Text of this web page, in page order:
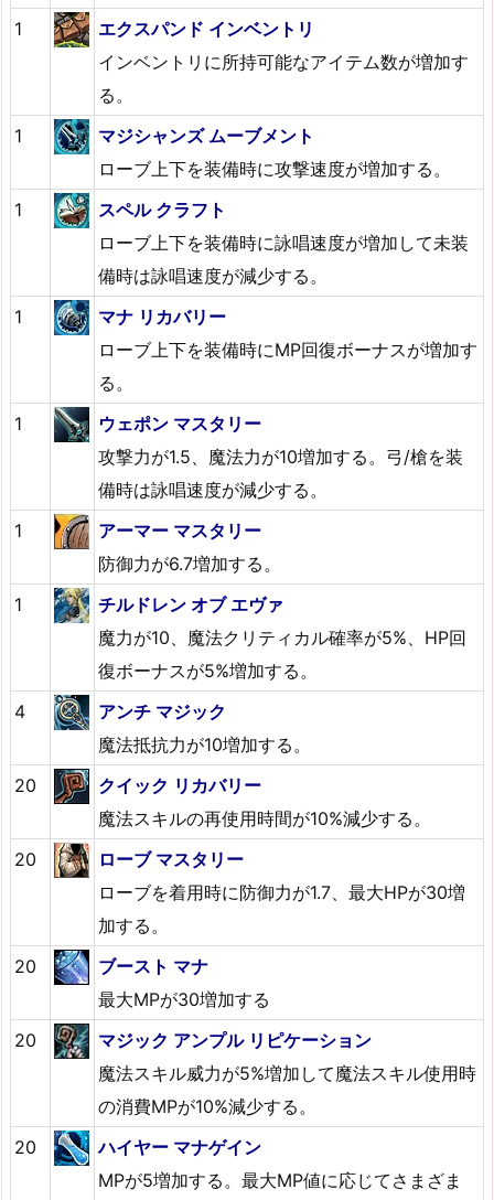
1
エクスパンド インベントリ
インベントリに所持可能なアイテム数が増加す
る。
1
マジシャンズ ムーブメント
ローブ上下を装備時に攻撃速度が増加する。
1
スペル クラフト
ローブ上下を装備時に詠唱速度が増加して未装
備時は詠唱速度が減少する。
1
マナ リカバリー
ローブ上下を装備時にMP回復ボーナスが増加す
る。
1
ウェポン マスタリー
攻撃力が1.5、魔法力が10増加する。弓/槍を装
備時は詠唱速度が減少する。
1
アーマー マスタリー
防御力が6.7増加する。
1
チルドレン オブ エヴァ
魔力が10、魔法クリティカル確率が5%、HP回
復ボーナスが5%増加する。
4
アンチ マジック
魔法抵抗力が10増加する。
20
クイック リカバリー
魔法スキルの再使用時間が10%減少する。
20
ローブ マスタリー
ローブを着用時に防御力が1.7、最大HPが30増
加する。
20
ブースト マナ
最大MPが30増加する
20
マジック アンプル リピケーション
魔法スキル威力が5%増加して魔法スキル使用時
の消費MPが10%減少する。
20
ハイヤー マナゲイン
MPが5増加する。最大MP値に応じてさまざま